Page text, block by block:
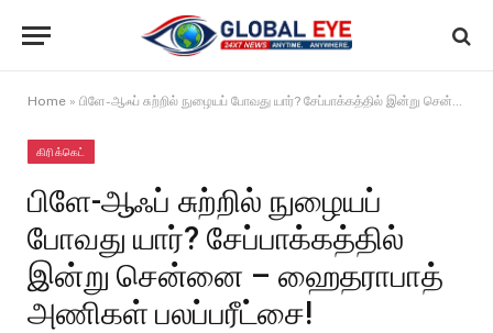
Home » பிளே-ஆஃப் சுற்றில் நுழையப் போவது யார்? சேப்பாக்கத்தில் இன்று சென்னை – ஹைதராபாத் அணிகள் பலப்பரீட்சை!
கிரிக்கெட்
பிளே-ஆஃப் சுற்றில் நுழையப்
போவது யார்? சேப்பாக்கத்தில்
இன்று சென்னை – ஹைதராபாத்
அணிகள் பலப்பரீட்சை!